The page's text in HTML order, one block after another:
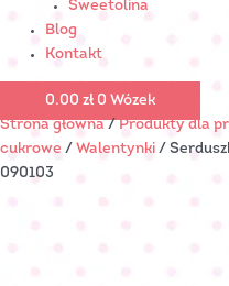
Sweetolina
Blog
Kontakt
0.00 zł 0 Wózek
Strona główna / Produkty dla
cukrowe / Walentynki /
090103